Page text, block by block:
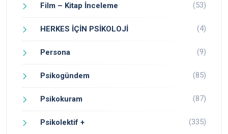
Film – Kitap İnceleme (53)
HERKES İÇİN PSİKOLOJİ (4)
Persona (9)
Psikogündem (85)
Psikokuram (87)
Psikolektif + (335)